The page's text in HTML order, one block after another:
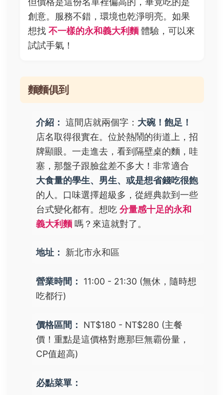
創意。服務不錯，環境也乾淨明亮。如果
想找 不一樣的永和義大利麵 體驗，可以來
試試手氣！
麵麵俱到
介紹： 這間店就兩個字： 大碗！飽足！
店名取得很實在。位於熱鬧的街道上，招
牌顯眼。一走進去，看到隔壁桌的麵，哇
塞，那盤子跟臉盆差不多大！非常適合
大食量的學生、男生、或是想省錢吃很飽
的人。口味選擇超級多，從經典款到一些
台式變化都有。想吃 分量感十足的永和
義大利麵 嗎？來這就對了。
地址： 新北市永和區
營業時間：
11:00 - 21:30 (無休，隨時想
吃都行)
價格區間：
NT$180 - NT$280 (主餐
價！重點是這價格對應那巨無霸份量，
CP值超高)
必點菜單：